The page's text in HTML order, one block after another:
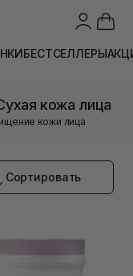
БЕСТСЕЛЛЕРЫ
кожа лица
кожи лица
Сортировать